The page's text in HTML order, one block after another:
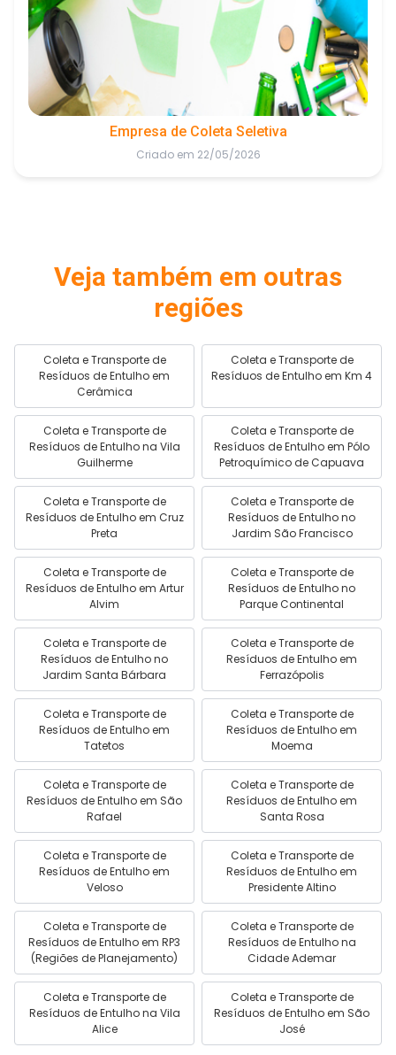
Empresa de Coleta Seletiva
Criado em 22/05/2026
Veja também em outras
regiões
Coleta e Transporte de
Resíduos de Entulho em
Cerâmica
Coleta e Transporte de
Resíduos de Entulho em Km 4
Coleta e Transporte de
Resíduos de Entulho na Vila
Guilherme
Coleta e Transporte de
Resíduos de Entulho em Pólo
Petroquímico de Capuava
Coleta e Transporte de
Resíduos de Entulho em Cruz
Preta
Coleta e Transporte de
Resíduos de Entulho no
Jardim São Francisco
Coleta e Transporte de
Resíduos de Entulho em Artur
Alvim
Coleta e Transporte de
Resíduos de Entulho no
Parque Continental
Coleta e Transporte de
Resíduos de Entulho no
Jardim Santa Bárbara
Coleta e Transporte de
Resíduos de Entulho em
Ferrazópolis
Coleta e Transporte de
Resíduos de Entulho em
Tatetos
Coleta e Transporte de
Resíduos de Entulho em
Moema
Coleta e Transporte de
Resíduos de Entulho em São
Rafael
Coleta e Transporte de
Resíduos de Entulho em
Santa Rosa
Coleta e Transporte de
Resíduos de Entulho em
Veloso
Coleta e Transporte de
Resíduos de Entulho em
Presidente Altino
Coleta e Transporte de
Resíduos de Entulho em RP3
(Regiões de Planejamento)
Coleta e Transporte de
Resíduos de Entulho na
Cidade Ademar
Coleta e Transporte de
Resíduos de Entulho na Vila
Alice
Coleta e Transporte de
Resíduos de Entulho em São
José